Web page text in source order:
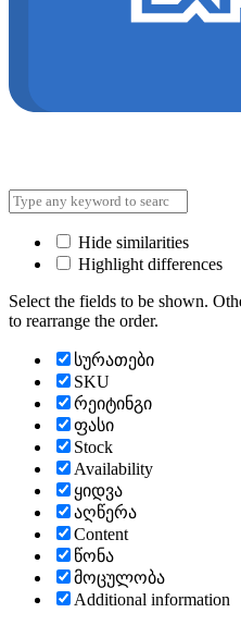
Hide similarities
Highlight differences
Select the fields to be shown.
to rearrange the order.
სურათები
SKU
რეიტინგი
ფასი
Stock
Availability
ყიდვა
აღწერა
Content
წონა
მოცულობა
Additional information